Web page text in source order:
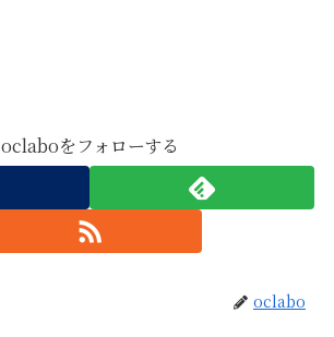
oclaboをフォローする
oclabo